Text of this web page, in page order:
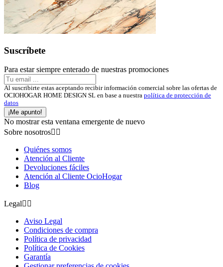
Suscríbete
Para estar siempre enterado de nuestras promociones
Al suscribirte estas aceptando recibir información comercial sobre las ofertas de
OCIOHOGAR HOME DESIGN SL en base a nuestra política de protección de
datos
¡Me apunto!
No mostrar esta ventana emergente de nuevo
Sobre nosotros 
Quiénes somos
Atención al Cliente
Devoluciones fáciles
Atención al Cliente OcioHogar
Blog
Legal 
Aviso Legal
Condiciones de compra
Política de privacidad
Política de Cookies
Garantía